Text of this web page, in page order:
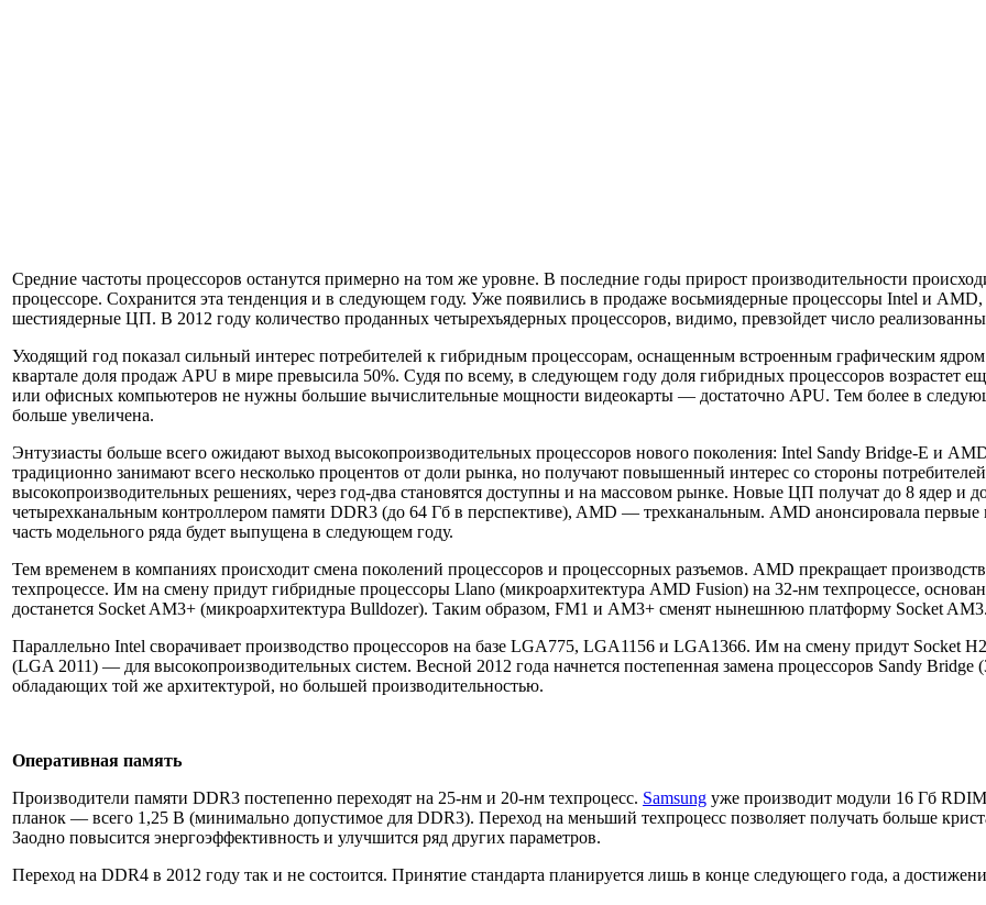
Средние частоты процессоров останутся примерно на том же уровне. В последние годы прирост производительности
процессоре. Сохранится эта тенденция и в следующем году. Уже появились в продаже восьмиядерные процессоры Intel и
шестиядерные ЦП. В 2012 году количество проданных четырехъядерных процессоров, видимо, превзойдет число
Уходящий год показал сильный интерес потребителей к гибридным процессорам, оснащенным встроенным графическим
квартале доля продаж APU в мире превысила 50%. Судя по всему, в следующем году доля гибридных процессоров возрастет
или офисных компьютеров не нужны большие вычислительные мощности видеокарты — достаточно APU. Тем более в
больше увеличена.
Энтузиасты больше всего ожидают выход высокопроизводительных процессоров нового поколения: Intel Sandy Bridge-E и
традиционно занимают всего несколько процентов от доли рынка, но получают повышенный интерес со стороны
высокопроизводительных решениях, через год-два становятся доступны и на массовом рынке. Новые ЦП получат до 8 ядер и
четырехканальным контроллером памяти DDR3 (до 64 Гб в перспективе), AMD — трехканальным. AMD анонсировала первые
часть модельного ряда будет выпущена в следующем году.
Тем временем в компаниях происходит смена поколений процессоров и процессорных разъемов. AMD прекращает
техпроцессе. Им на смену придут гибридные процессоры Llano (микроархитектура AMD Fusion) на 32-нм техпроцессе,
достанется Socket AM3+ (микроархитектура Bulldozer). Таким образом, FM1 и AM3+ сменят нынешнюю платформу Socket
Параллельно Intel сворачивает производство процессоров на базе LGA775, LGA1156 и LGA1366. Им на смену придут Socket
(LGA 2011) — для высокопроизводительных систем. Весной 2012 года начнется постепенная замена процессоров Sandy
обладающих той же архитектурой, но большей производительностью.
Оперативная память
Производители памяти DDR3 постепенно переходят на 25-нм и 20-нм техпроцесс. Samsung уже производит модули 16 Гб
планок — всего 1,25 В (минимально допустимое для DDR3). Переход на меньший техпроцесс позволяет получать больше
Заодно повысится энергоэффективность и улучшится ряд других параметров.
Переход на DDR4 в 2012 году так и не состоится. Принятие стандарта планируется лишь в конце следующего года, а